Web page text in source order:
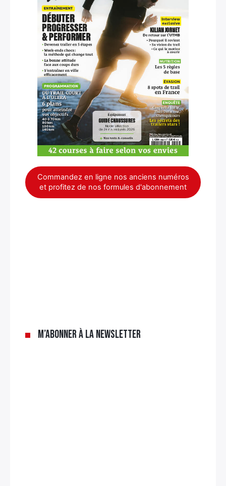
Commandez en ligne nos anciens numéros
et profitez de nos formules d'abonnement
M’abonner à la newsletter
Rechercher